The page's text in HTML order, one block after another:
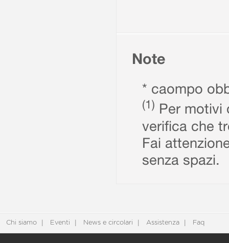
Note
* caompo
(1) Per motivi
verifica che
Fai
senza spazi.
Chi siamo Eventi News e circolari Assistenza Faq